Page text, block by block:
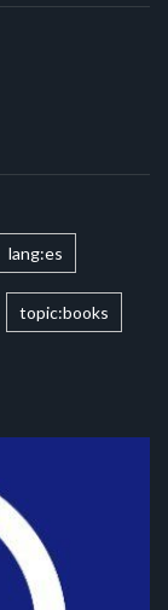
lang:es
topic:books